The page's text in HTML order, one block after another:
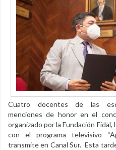
Cuatro docentes de las
menciones de honor en el
organizado por la Fundación
con el programa televisivo
transmite en Canal Sur. Esta